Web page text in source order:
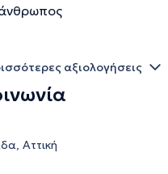
άνθρωπος
αξιολογήσεις
Αττική